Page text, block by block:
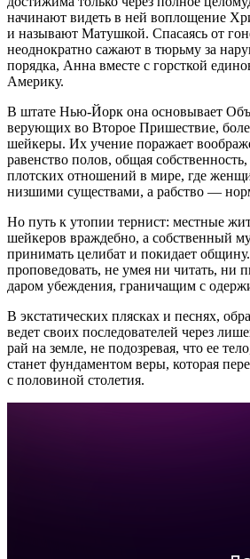
начинают видеть в ней воплощение
и называют Матушкой. Спасаясь от
неоднократно сажают в тюрьму за
порядка, Анна вместе с горсткой
Америку.
В штате Нью-Йорк она основывает
верующих во Второе Пришествие,
шейкеры. Их учение поражает
равенство полов, общая
плотских отношений в мире, где
низшими существами, а рабство —
Но путь к утопии тернист: местные
шейкеров враждебно, а собственный
принимать целибат и покидает
проповедовать, не умея ни читать, ни
даром убеждения, граничащим с
В экстатических плясках и песнях,
ведет своих последователей через
рай на земле, не подозревая, что ее
станет фундаментом веры, которая
с половиной столетия.